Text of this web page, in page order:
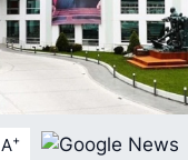
A+